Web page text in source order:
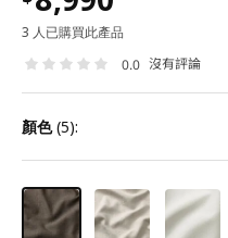
3 人已購買此產品
0.0 沒有評論
顏色(5):